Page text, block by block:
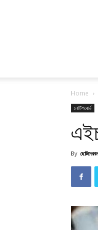
Home
নোটিশবোর্ড
By